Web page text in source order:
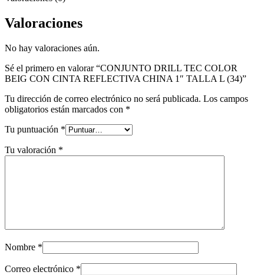
Valoraciones
No hay valoraciones aún.
Sé el primero en valorar “CONJUNTO DRILL TEC COLOR
BEIG CON CINTA REFLECTIVA CHINA 1″ TALLA L (34)”
Tu dirección de correo electrónico no será publicada. Los campos
obligatorios están marcados con *
Tu puntuación *
Tu valoración *
Nombre *
Correo electrónico *